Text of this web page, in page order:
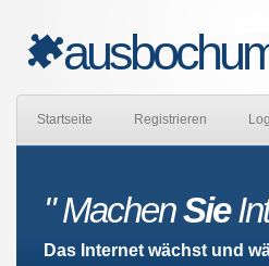
Startseite Registrieren
" MachenSie
Das Internet wächst und